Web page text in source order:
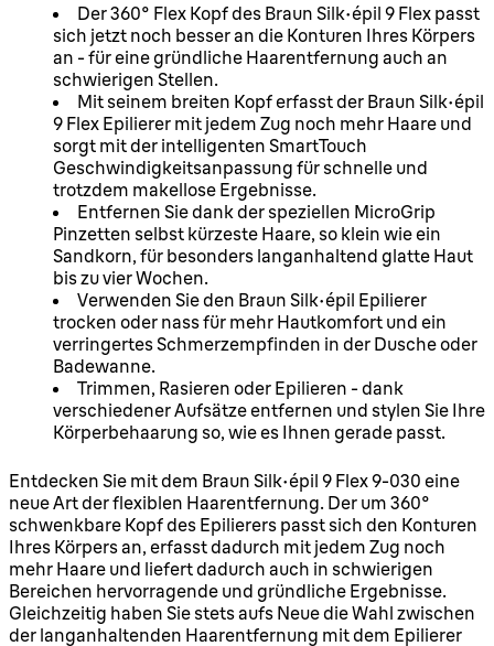
Der 360° Flex Kopf des Braun Silk-épil 9 Flex passt
sich jetzt noch besser an die Konturen Ihres Körpers
an - für eine gründliche Haarentfernung auch an
schwierigen Stellen.
Mit seinem breiten Kopf erfasst der Braun Silk-épil
9 Flex Epilierer mit jedem Zug noch mehr Haare und
sorgt mit der intelligenten SmartTouch
Geschwindigkeitsanpassung für schnelle und
trotzdem makellose Ergebnisse.
Entfernen Sie dank der speziellen MicroGrip
Pinzetten selbst kürzeste Haare, so klein wie ein
Sandkorn, für besonders langanhaltend glatte Haut
bis zu vier Wochen.
Verwenden Sie den Braun Silk-épil Epilierer
trocken oder nass für mehr Hautkomfort und ein
verringertes Schmerzempfinden in der Dusche oder
Badewanne.
Trimmen, Rasieren oder Epilieren - dank
verschiedener Aufsätze entfernen und stylen Sie Ihre
Körperbehaarung so, wie es Ihnen gerade passt.
Entdecken Sie mit dem Braun Silk-épil 9 Flex 9-030 eine
neue Art der flexiblen Haarentfernung. Der um 360°
schwenkbare Kopf des Epilierers passt sich den Konturen
Ihres Körpers an, erfasst dadurch mit jedem Zug noch
mehr Haare und liefert dadurch auch in schwierigen
Bereichen hervorragende und gründliche Ergebnisse.
Gleichzeitig haben Sie stets aufs Neue die Wahl zwischen
der langanhaltenden Haarentfernung mit dem Epilierer